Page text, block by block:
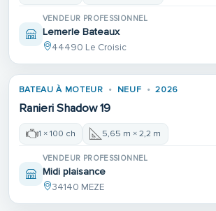
VENDEUR PROFESSIONNEL
Lemerle Bateaux
44490 Le Croisic
BATEAU À MOTEUR NEUF 2026
Ranieri Shadow 19
1 × 100 ch 5,65 m × 2,2 m
VENDEUR PROFESSIONNEL
Midi plaisance
34140 MEZE